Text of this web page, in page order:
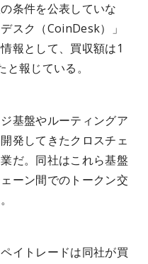
条件を公表していな
スク（CoinDesk）」
報として、買収額は1
報じている。
基盤やルーティングア
発してきたクロスチェ
だ。同社はこれら基盤
ーン間でのトークン交
イトレードは同社が買